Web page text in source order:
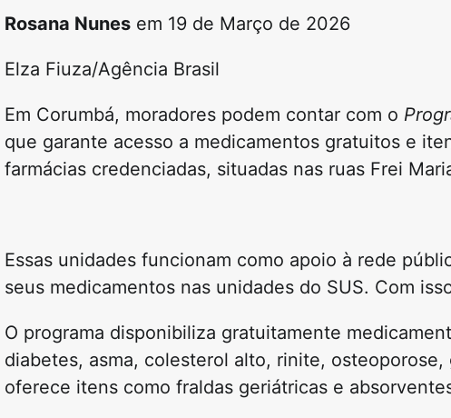
Rosana Nunes em 19 de Março de 2026
Elza Fiuza/Agência Brasil
Em Corumbá, moradores podem contar com o
que garante acesso a medicamentos gratuitos e
farmácias credenciadas, situadas nas ruas Frei
Essas unidades funcionam como apoio à rede
seus medicamentos nas unidades do SUS. Com
O programa disponibiliza gratuitamente
diabetes, asma, colesterol alto, rinite,
oferece itens como fraldas geriátricas e